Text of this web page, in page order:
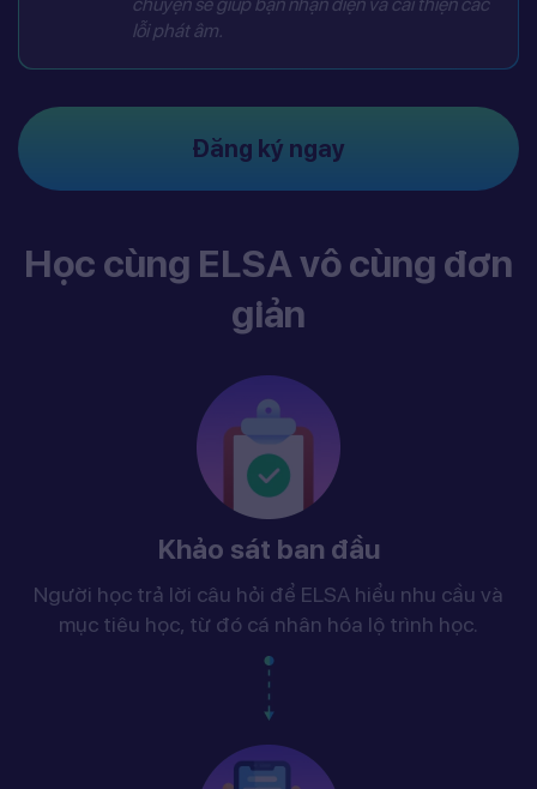
chuyện sẽ giúp bạn nhận diện và cải thiện các
lỗi phát âm.
Đăng ký ngay
Học cùng ELSA vô cùng đơn
giản
Khảo sát ban đầu
Người học trả lời câu hỏi để ELSA hiểu nhu cầu và
mục tiêu học, từ đó cá nhân hóa lộ trình học.